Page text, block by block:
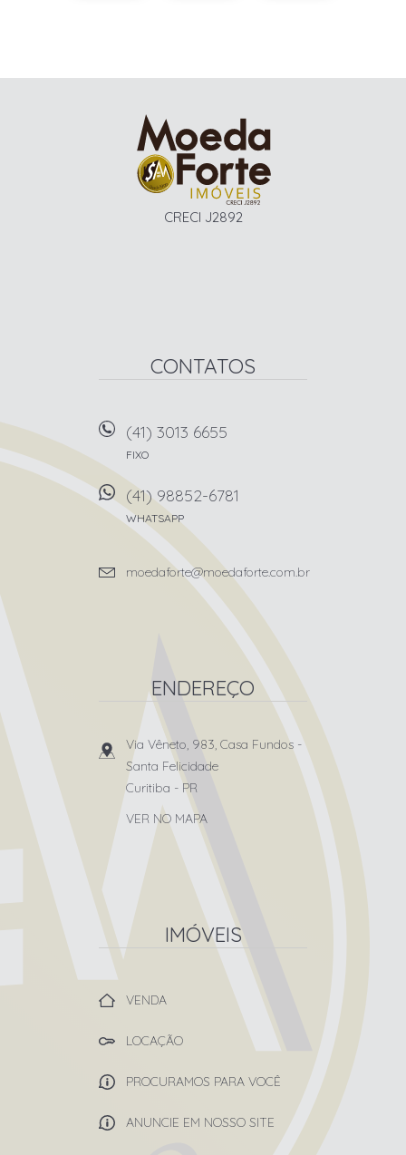
CRECI J2892
CONTATOS
(41) 3013 6655
FIXO
(41) 98852-6781
WHATSAPP
moedaforte@moedaforte.com.br
ENDEREÇO
Via Vêneto, 983, Casa Fundos -
Santa Felicidade
Curitiba - PR
VER NO MAPA
IMÓVEIS
VENDA
LOCAÇÃO
PROCURAMOS PARA VOCÊ
ANUNCIE EM NOSSO SITE